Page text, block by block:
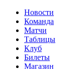
Новости
Команда
Матчи
Таблицы
Клуб
Билеты
Магазин